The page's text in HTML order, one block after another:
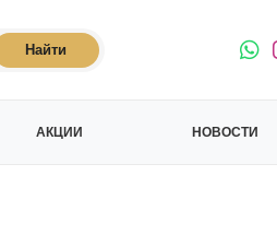
Найти
АКЦИИ НОВОСТИ